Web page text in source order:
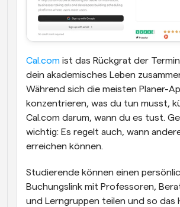
Cal.com ist das Rückgrat der
dein akademisches Leben
Während sich die meisten Planer-
konzentrieren, was du tun musst,
Cal.com darum, wann du es tust.
wichtig: Es regelt auch, wann
erreichen können.
Studierende können einen
Buchungslink mit Professoren,
und Lerngruppen teilen und so das